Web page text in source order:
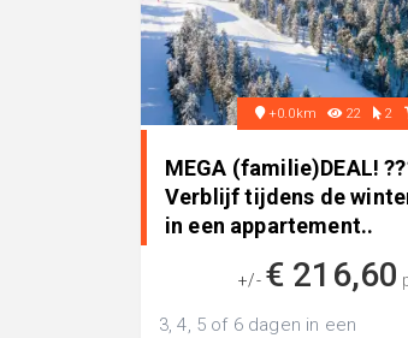
+0.0km 22 2
MEGA (familie)DEAL!
Verblijf tijdens de
in een appartement..
+/- € 216,60
3, 4, 5 of 6 dagen in een